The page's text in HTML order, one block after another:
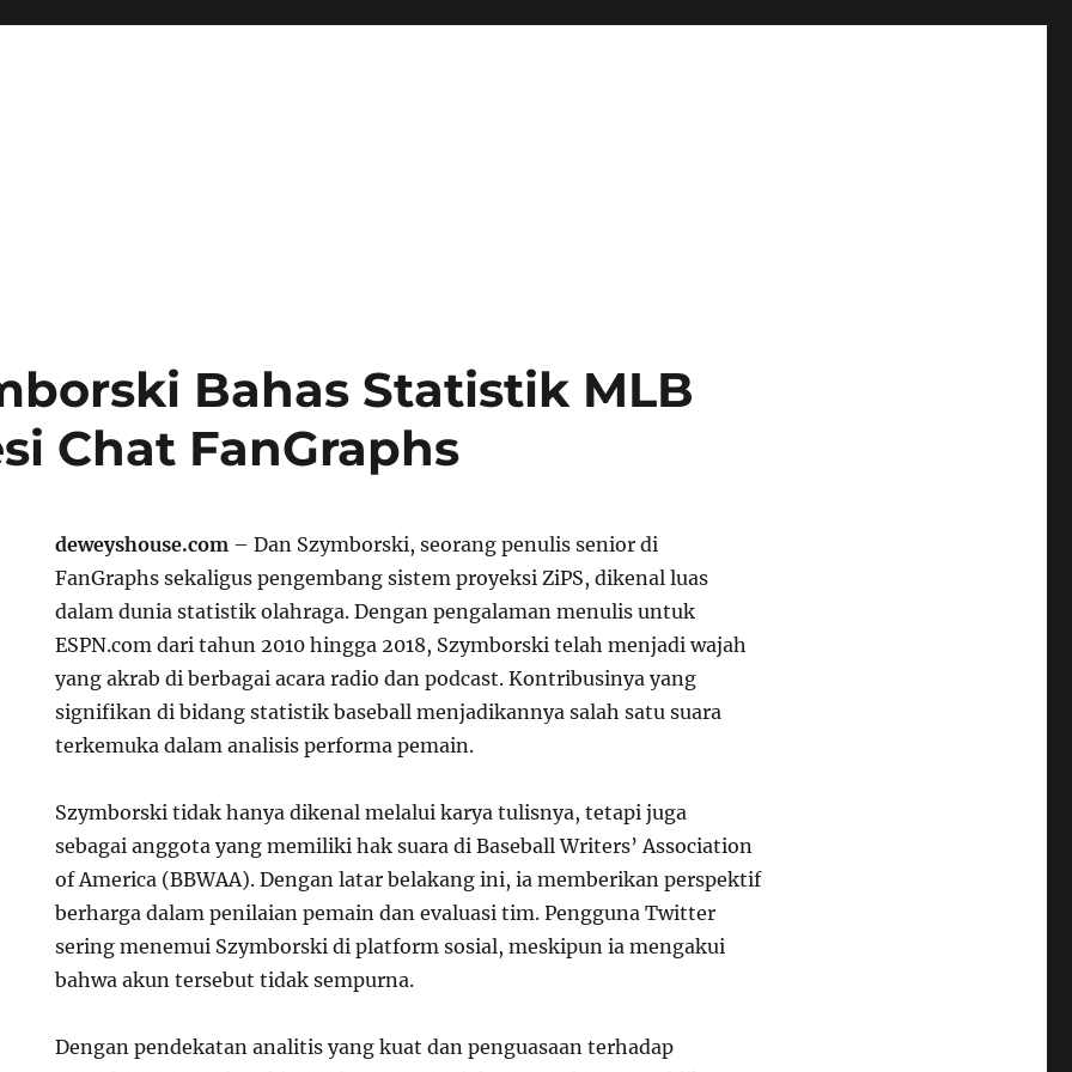
Bahas Statistik MLB
Chat FanGraphs
deweyshouse.com – Dan Szymborski, seorang penulis senior di
FanGraphs sekaligus pengembang sistem proyeksi ZiPS, dikenal luas
dalam dunia statistik olahraga. Dengan pengalaman menulis untuk
ESPN.com dari tahun 2010 hingga 2018, Szymborski telah menjadi wajah
yang akrab di berbagai acara radio dan podcast. Kontribusinya yang
signifikan di bidang statistik baseball menjadikannya salah satu suara
terkemuka dalam analisis performa pemain.
Szymborski tidak hanya dikenal melalui karya tulisnya, tetapi juga
sebagai anggota yang memiliki hak suara di Baseball Writers’ Association
of America (BBWAA). Dengan latar belakang ini, ia memberikan perspektif
berharga dalam penilaian pemain dan evaluasi tim. Pengguna Twitter
sering menemui Szymborski di platform sosial, meskipun ia mengakui
bahwa akun tersebut tidak sempurna.
Dengan pendekatan analitis yang kuat dan penguasaan terhadap